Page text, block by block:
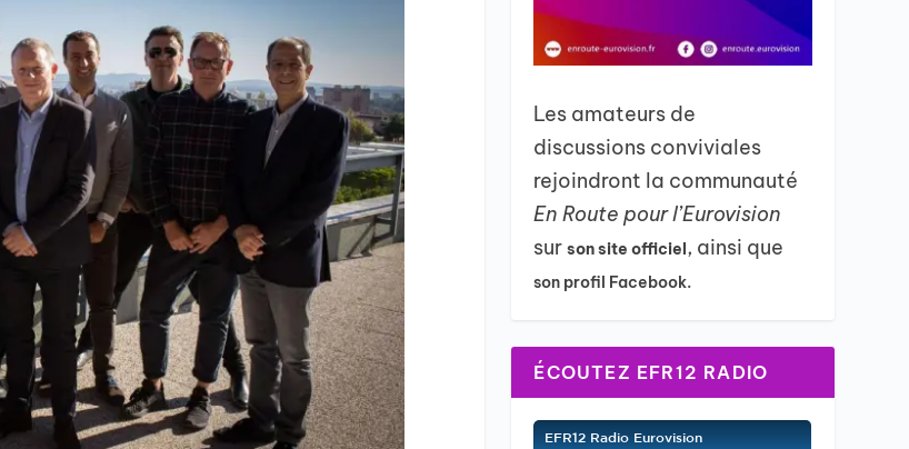
Les amateurs de
discussions conviviales
rejoindront la communauté
En Route pour l’Eurovision
surson site officiel, ainsi que
son profil Facebook.
ÉCOUTEZ EFR12 RADIO